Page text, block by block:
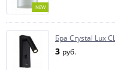
NEW
Бра Crystal Lux
3 руб.